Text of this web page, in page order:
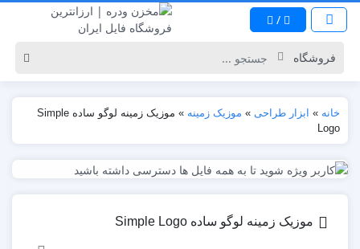
/
خانه » ابزار طراحی » موزیک زمینه »
موزیک زمینه لوگو ساده Simple
Logo
موزیک زمینه لوگو ساده Simple Logo